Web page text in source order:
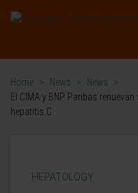
Home > News > News
>
El CIMA y BNP Paribas
hepatitis C
HEPATOLOGY